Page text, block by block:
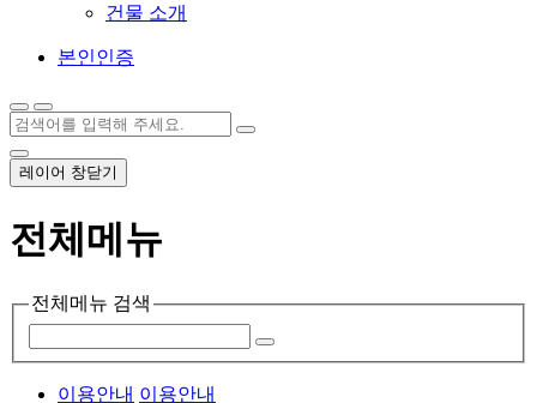
건물 소개
본인인증
레이어 창닫기
전체메뉴
전체메뉴 검색
이용안내 이용안내